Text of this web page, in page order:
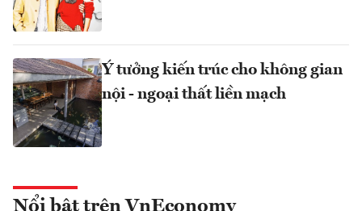
Ý tưởng kiến trúc cho không gian
nội - ngoại thất liền mạch
Nổi bật trên VnEconomy